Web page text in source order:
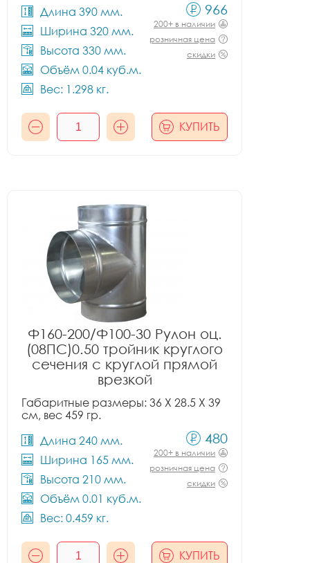
Длина 390 мм.
Ширина 320 мм.
Высота 330 мм.
Объём 0.04 куб.м.
Вес: 1.298 кг.
966
200+ в наличии
розничная цена
скидки
КУПИТЬ
Ф160-200/Ф100-30 Рулон оц.
(08ПС)0.50 тройник круглого
сечения с круглой прямой
врезкой
Габаритные размеры: 36 X 28.5 X 39
см, вес 459 гр.
Длина 240 мм.
Ширина 165 мм.
Высота 210 мм.
Объём 0.01 куб.м.
Вес: 0.459 кг.
480
200+ в наличии
розничная цена
скидки
КУПИТЬ